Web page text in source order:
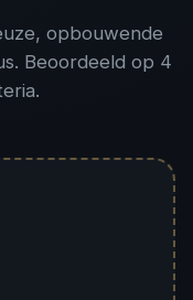
opbouwende
Beoordeeld op 4